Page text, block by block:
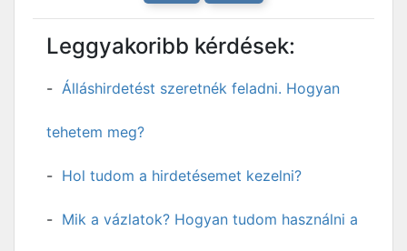
Leggyakoribb kérdések:
Álláshirdetést szeretnék feladni. Hogyan
tehetem meg?
Hol tudom a hirdetésemet kezelni?
Mik a vázlatok? Hogyan tudom használni a